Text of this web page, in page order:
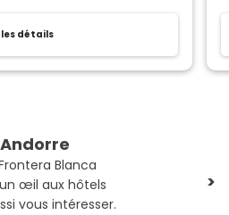
les détails
Blanca
œil aux hôtels
vous intéresser.
>